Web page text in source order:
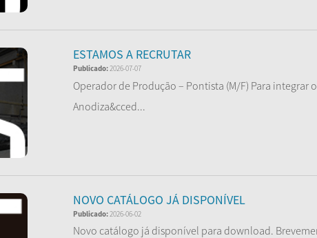
ESTAMOS A RECRUTAR
Publicado:2026-07-07
Operador de Produção – Pontista (M/F) Para
Anodiza&cced...
NOVO CATÁLOGO JÁ DISPONÍVEL
Publicado:2026-06-02
Novo catálogo já disponível para download.